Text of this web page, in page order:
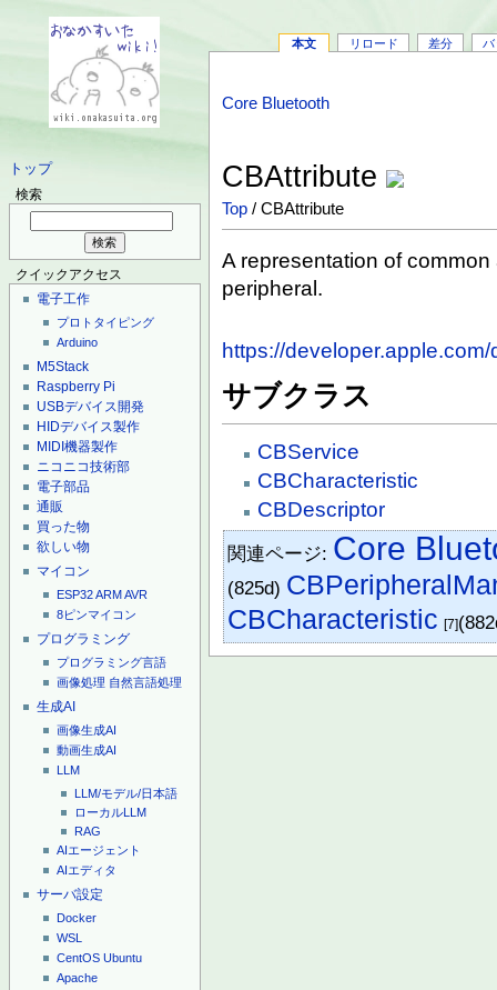
トップ
検索
クイックアクセス
電子工作
プロトタイピング
Arduino
M5Stack
Raspberry Pi
USBデバイス開発
HIDデバイス製作
MIDI機器製作
ニコニコ技術部
電子部品
通販
買った物
欲しい物
マイコン
ESP32ARMAVR
8ピンマイコン
プログラミング
プログラミング言語
画像処理 自然言語処理
生成AI
画像生成AI
動画生成AI
LLM
LLM/モデル/日本語
ローカルLLM
RAG
AIエージェント
AIエディタ
サーバ設定
Docker
WSL
CentOS Ubuntu
Apache
本文 リロード 差分 バ
Core Bluetooth
CBAttribute
Top / CBAttribute
A representation of
peripheral.
https://
サブクラス
CBService
CBCharacteristic
CBDescriptor
関連ページ: Core
(825d)
CBCharacteristic [7]